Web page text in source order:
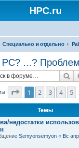
HPC.ru
Специально и отдельно
PC? ...?
Страница1 из 122
1 2 3 4 5
Темы
недостатки
Semyonsemyon « Вс